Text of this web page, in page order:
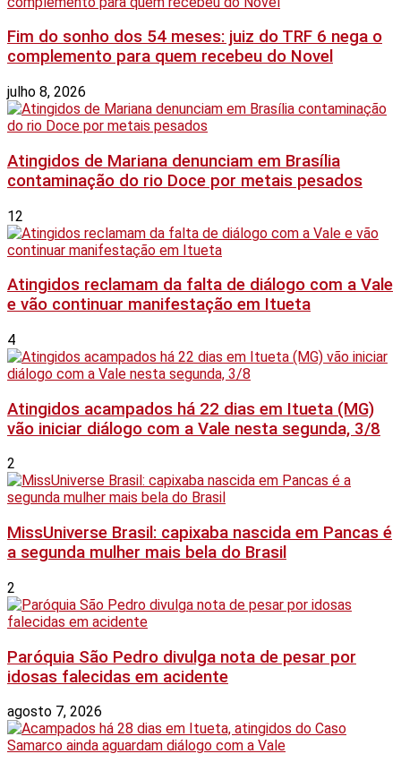
Fim do sonho dos 54 meses: juiz do TRF 6 nega o
complemento para quem recebeu do Novel
julho 8, 2026
Atingidos de Mariana denunciam em Brasília
contaminação do rio Doce por metais pesados
12
Atingidos reclamam da falta de diálogo com a Vale
e vão continuar manifestação em Itueta
4
Atingidos acampados há 22 dias em Itueta (MG)
vão iniciar diálogo com a Vale nesta segunda, 3/8
2
MissUniverse Brasil: capixaba nascida em Pancas é
a segunda mulher mais bela do Brasil
2
Paróquia São Pedro divulga nota de pesar por
idosas falecidas em acidente
agosto 7, 2026